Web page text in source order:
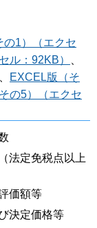
の1）（エクセ
ル：92KB）
EXCEL版（そ
の5）（エクセ
数
法定免税点以上
価額等
決定価格等